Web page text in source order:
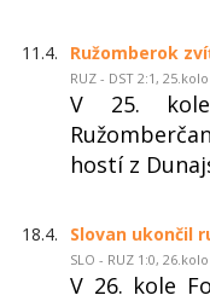
11.4. Ružomberok
RUZ - DST 2:1,
V 25.
hostí z
18.4. Slovan ukončil
SLO - RUZ 1:0,
V 26. kole